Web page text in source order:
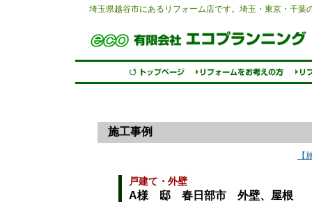
埼玉県越谷市にあるリフォーム店です。埼玉・東京・千
施工事例
【
戸建て・外壁
A様 邸 春日部市 外壁、屋根